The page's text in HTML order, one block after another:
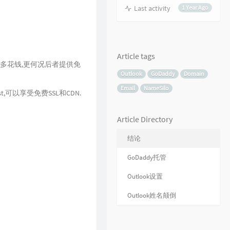
花钱,更何况后者提供免
以享受免费SSL和CDN.
1 Year Ago
Last activity
Article tags
Outlook GoDaddy
Domain
Email
NameSilo
Article Directory
结论
GoDaddy托管
Outlook设置
Outlook姓名颠倒